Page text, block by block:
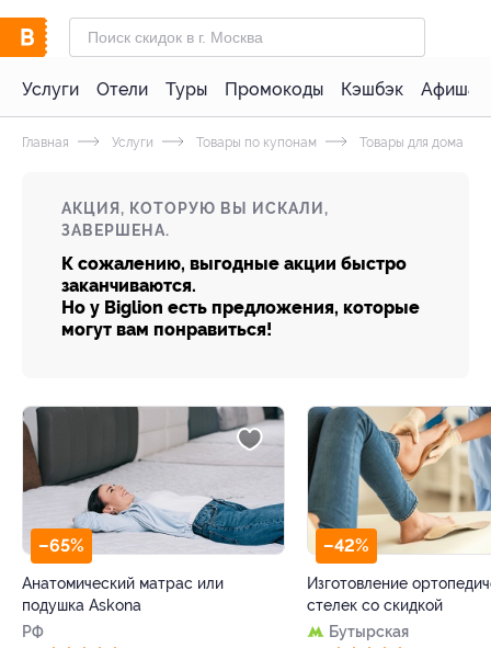
Услуги Отели Туры Промокоды Кэшбэк Афиша
Главная Услуги Товары по купонам Товары для дома
АКЦИЯ, КОТОРУЮ ВЫ ИСКАЛИ,
ЗАВЕРШЕНА.
К сожалению, выгодные акции быстро
заканчиваются.
Но у Biglion есть предложения, которые
могут вам понравиться!
–65%
Анатомический матрас или
подушка Askona
РФ
–42%
Изготовление
стелек со скидкой
Бутырская